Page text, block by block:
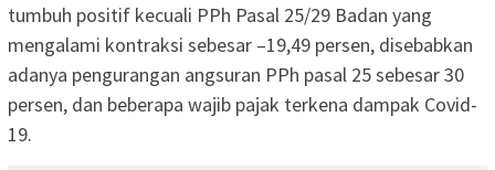
tumbuh positif kecuali PPh Pasal 25/29 Badan yang
mengalami kontraksi sebesar –19,49 persen, disebabkan
adanya pengurangan angsuran PPh pasal 25 sebesar 30
persen, dan beberapa wajib pajak terkena dampak Covid-
19.